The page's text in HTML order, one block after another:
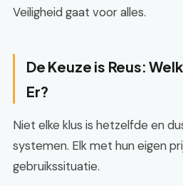
Veiligheid gaat voor alles.
De Keuze is Reus:
Er?
Niet elke klus is hetzelfde en
systemen. Elk met hun eigen
gebruikssituatie.